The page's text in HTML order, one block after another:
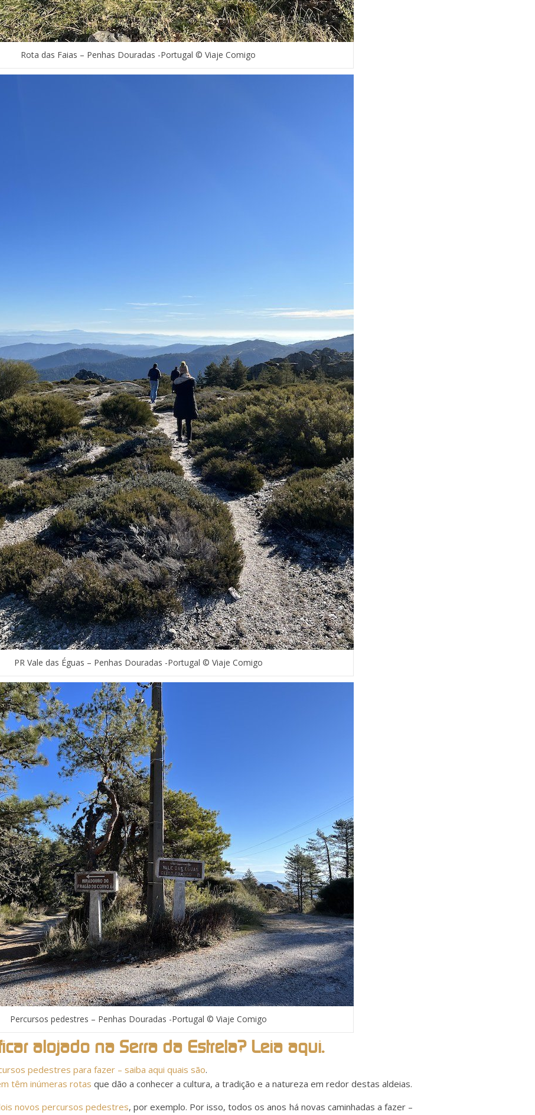
Rota das Faias – Penhas Douradas -Portugal © Viaje Comigo
PR Vale das Éguas – Penhas Douradas -Portugal © Viaje Comigo
Percursos pedestres – Penhas Douradas -Portugal © Viaje Comigo
alojado na Serra da Estrela? Leia aqui.
pedestres para fazer – saiba aqui quais são.
têm inúmeras rotas que dão a conhecer a cultura, a tradição e a natureza em redor destas aldeias.
novos percursos pedestres, por exemplo. Por isso, todos os anos há novas caminhadas a fazer –